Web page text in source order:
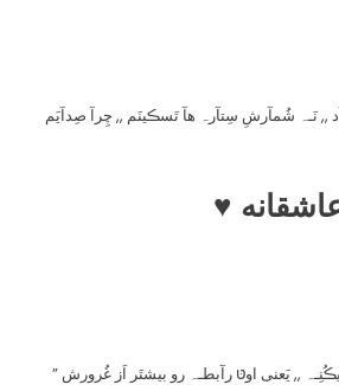
,, نَـہ شُمآرشِ سِتآرہ هآ تَسڪینَم ,, چِرآ صِدآیَم
♥
,, یَعنی اوטּ رآبطـہ رو بیشتَر اَز غُرورش ”